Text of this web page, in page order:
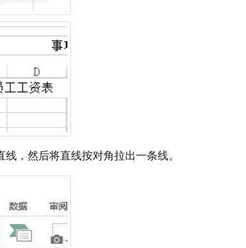
，然后将直线按对角拉出一条线。